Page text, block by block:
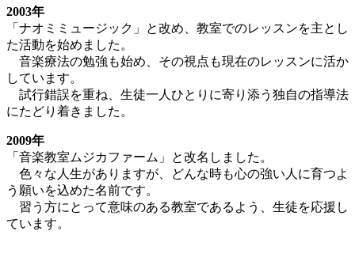
2003年
「ナオミミュージック」と改め、教室でのレッスンを主とし
た活動を始めました。
音楽療法の勉強も始め、その視点も現在のレッスンに活か
しています。
試行錯誤を重ね、生徒一人ひとりに寄り添う独自の指導法
にたどり着きました。
2009年
「音楽教室ムジカファーム」と改名しました。
色々な人生がありますが、どんな時も心の強い人に育つよ
う願いを込めた名前です。
習う方にとって意味のある教室であるよう、生徒を応援し
ています。